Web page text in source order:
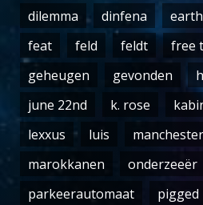
dilemma
dinfena earth
feat
feld feldt
free
geheugen
gevonden
june 22nd
k. rose
lexxus
luis
marokkanen
onderzeeër
parkeerautomaat
pigged